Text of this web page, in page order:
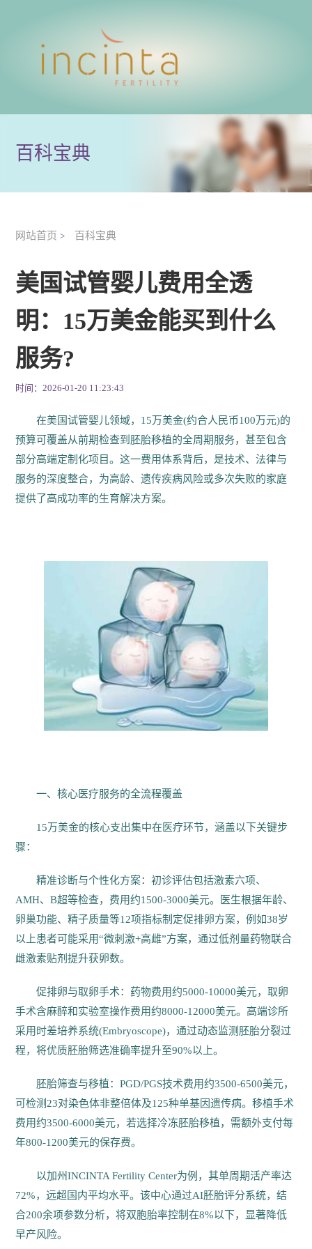
百科宝典
网站首页 > 百科宝典
美国试管婴儿费用全透
明：15万美金能买到什么
服务?
时间：2026-01-20 11:23:43
在美国试管婴儿领域，15万美金(约合人民币100万元)的
预算可覆盖从前期检查到胚胎移植的全周期服务，甚至包含
部分高端定制化项目。这一费用体系背后，是技术、法律与
服务的深度整合，为高龄、遗传疾病风险或多次失败的家庭
提供了高成功率的生育解决方案。
一、核心医疗服务的全流程覆盖
15万美金的核心支出集中在医疗环节，涵盖以下关键步
骤：
精准诊断与个性化方案：初诊评估包括激素六项、
AMH、B超等检查，费用约1500-3000美元。医生根据年龄、
卵巢功能、精子质量等12项指标制定促排卵方案，例如38岁
以上患者可能采用“微刺激+高雌”方案，通过低剂量药物联合
雌激素贴剂提升获卵数。
促排卵与取卵手术：药物费用约5000-10000美元，取卵
手术含麻醉和实验室操作费用约8000-12000美元。高端诊所
采用时差培养系统(Embryoscope)，通过动态监测胚胎分裂过
程，将优质胚胎筛选准确率提升至90%以上。
胚胎筛查与移植：PGD/PGS技术费用约3500-6500美元，
可检测23对染色体非整倍体及125种单基因遗传病。移植手术
费用约3500-6000美元，若选择冷冻胚胎移植，需额外支付每
年800-1200美元的保存费。
以加州INCINTA Fertility Center为例，其单周期活产率达
72%，远超国内平均水平。该中心通过AI胚胎评分系统，结
合200余项参数分析，将双胞胎率控制在8%以下，显著降低
早产风险。